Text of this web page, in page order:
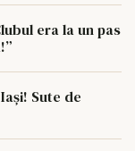
era la un pas
Sute de